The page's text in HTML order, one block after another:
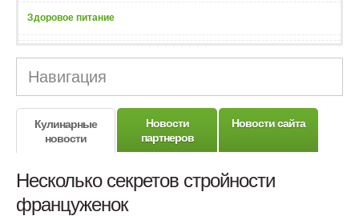
Здоровое питание
Навигация
Кулинарные
новости
Новости
партнеров
Новости сайта
Несколько секретов стройности
француженок